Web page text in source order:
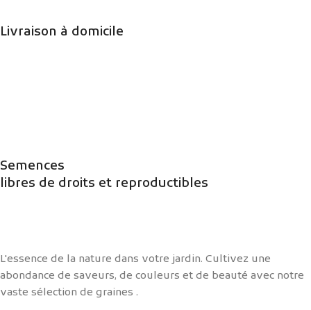
Livraison à domicile
Semences
libres de droits et reproductibles
L'essence de la nature dans votre jardin. Cultivez une
abondance de saveurs, de couleurs et de beauté avec notre
vaste sélection de graines .